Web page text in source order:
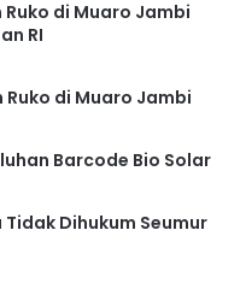
di Muaro Jambi
RI
Ruko di Muaro Jambi
Barcode Bio Solar
Dihukum Seumur